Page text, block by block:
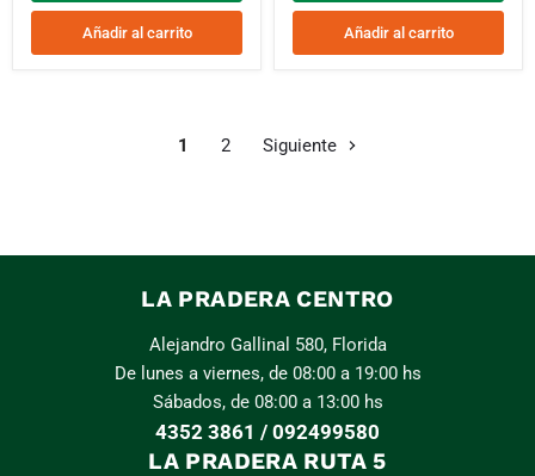
Añadir al carrito Añadir al carrito
1 2 Siguiente
LA PRADERA CENTRO
Alejandro Gallinal 580, Florida
De lunes a viernes, de 08:00 a 19:00 hs
Sábados, de 08:00 a 13:00 hs
4352 3861 / 092499580
LA PRADERA RUTA 5